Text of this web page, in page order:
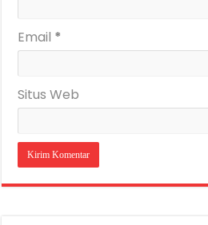
Email *
Situs Web